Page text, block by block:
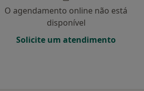
O agendamento online não está
disponível
Solicite um atendimento